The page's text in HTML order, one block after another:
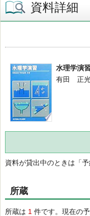
資料詳細
水理学演
有田 正光
資料が貸出中のときは「
所蔵
所蔵は 1 件です。現在の